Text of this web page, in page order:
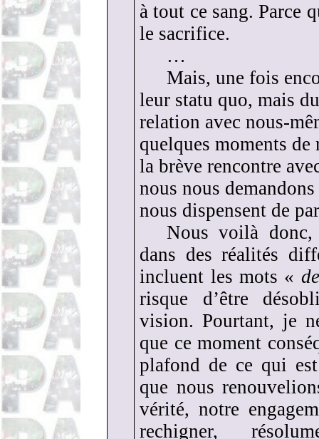
à tout ce sang. Parce
le sacrifice.
…
Mais, une fois
leur statu quo, mais
relation avec nous-
quelques moments
la brève rencontre
nous nous
nous dispensent de
Nous voilà donc,
dans des réalités
incluent les mots «
risque d’être
vision. Pourtant, je
que ce moment
plafond de ce qui
que nous
vérité, notre
rechigner,